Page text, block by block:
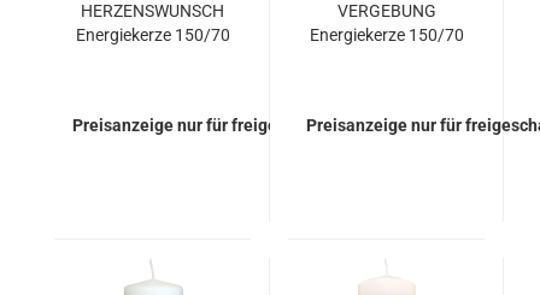
HERZENSWUNSCH
Energiekerze 150/70
Preisanzeige nur für freigeschaltete Kunden
VERGEBUNG
Energiekerze 150/70
Preisanzeige nur für